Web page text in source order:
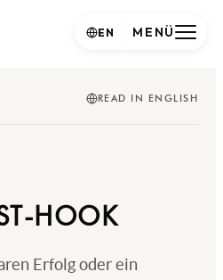
READ IN ENGLISH
HOOK
Erfolg oder ein
MENÜ
EN